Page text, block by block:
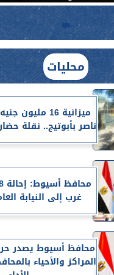
محليات
ميزانية 16
ناصر بأبوتيج.. نقلة
غرب إلى النيابة
محافظ أسيوط يصدر
المراكز والأحياء